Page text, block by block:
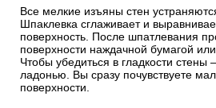
Все мелкие изъяны стен
Шпаклевка сглаживает и
поверхность. После шпатлевания
поверхности наждачной бумагой
Чтобы убедиться в гладкости стены
ладонью. Вы сразу почувствуете
поверхности.